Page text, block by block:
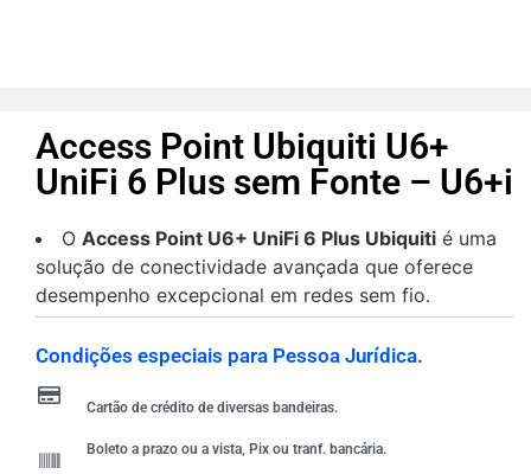
Access Point Ubiquiti U6+
UniFi 6 Plus sem Fonte – U6+i
O Access Point U6+ UniFi 6 Plus Ubiquiti é uma
solução de conectividade avançada que oferece
desempenho excepcional em redes sem fio.
Condições especiais para Pessoa Jurídica.
Cartão de crédito de diversas bandeiras.
Boleto a prazo ou a vista, Pix ou tranf. bancária.